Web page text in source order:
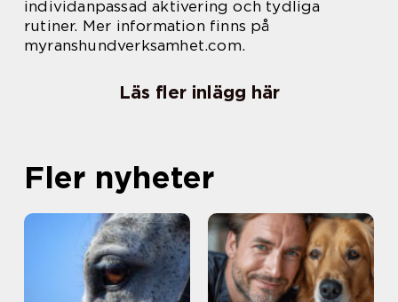
individanpassad aktivering och tydliga
rutiner. Mer information finns på
myranshundverksamhet.com.
Läs fler inlägg här
Fler nyheter